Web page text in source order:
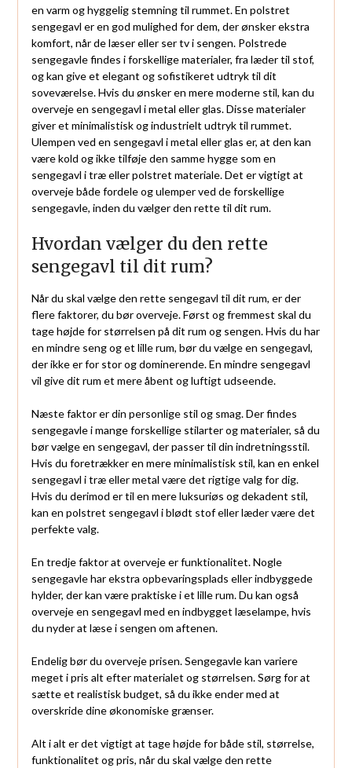
en varm og hyggelig stemning til rummet. En polstret
sengegavl er en god mulighed for dem, der ønsker ekstra
komfort, når de læser eller ser tv i sengen. Polstrede
sengegavle findes i forskellige materialer, fra læder til stof,
og kan give et elegant og sofistikeret udtryk til dit
soveværelse. Hvis du ønsker en mere moderne stil, kan du
overveje en sengegavl i metal eller glas. Disse materialer
giver et minimalistisk og industrielt udtryk til rummet.
Ulempen ved en sengegavl i metal eller glas er, at den kan
være kold og ikke tilføje den samme hygge som en
sengegavl i træ eller polstret materiale. Det er vigtigt at
overveje både fordele og ulemper ved de forskellige
sengegavle, inden du vælger den rette til dit rum.
Hvordan vælger du den rette
sengegavl til dit rum?
Når du skal vælge den rette sengegavl til dit rum, er der
flere faktorer, du bør overveje. Først og fremmest skal du
tage højde for størrelsen på dit rum og sengen. Hvis du har
en mindre seng og et lille rum, bør du vælge en sengegavl,
der ikke er for stor og dominerende. En mindre sengegavl
vil give dit rum et mere åbent og luftigt udseende.
Næste faktor er din personlige stil og smag. Der findes
sengegavle i mange forskellige stilarter og materialer, så du
bør vælge en sengegavl, der passer til din indretningsstil.
Hvis du foretrækker en mere minimalistisk stil, kan en enkel
sengegavl i træ eller metal være det rigtige valg for dig.
Hvis du derimod er til en mere luksuriøs og dekadent stil,
kan en polstret sengegavl i blødt stof eller læder være det
perfekte valg.
En tredje faktor at overveje er funktionalitet. Nogle
sengegavle har ekstra opbevaringsplads eller indbyggede
hylder, der kan være praktiske i et lille rum. Du kan også
overveje en sengegavl med en indbygget læselampe, hvis
du nyder at læse i sengen om aftenen.
Endelig bør du overveje prisen. Sengegavle kan variere
meget i pris alt efter materialet og størrelsen. Sørg for at
sætte et realistisk budget, så du ikke ender med at
overskride dine økonomiske grænser.
Alt i alt er det vigtigt at tage højde for både stil, størrelse,
funktionalitet og pris, når du skal vælge den rette